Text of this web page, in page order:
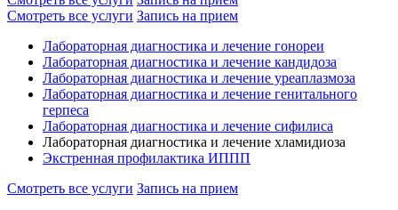
Смотреть все услуги Запись на прием
Лабораторная диагностика и лечение гонореи
Лабораторная диагностика и лечение кандидоза
Лабораторная диагностика и лечение уреаплазмоза
Лабораторная диагностика и лечение генитального
герпеса
Лабораторная диагностика и лечение сифилиса
Лабораторная диагностика и лечение хламидиоза
Экстренная профилактика ИППП
Смотреть все услуги Запись на прием